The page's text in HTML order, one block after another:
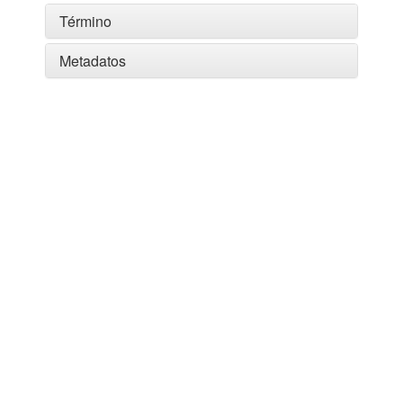
Término
Metadatos